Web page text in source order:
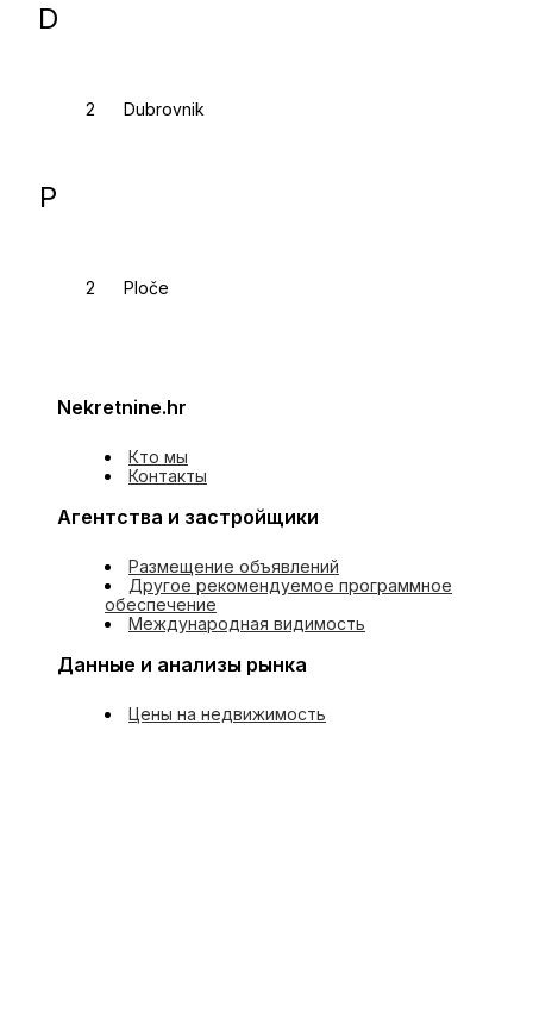
D
Dubrovnik
P
Ploče
Nekretnine.hr
Кто мы
Контакты
Агентства и застройщики
Размещение объявлений
Другое рекомендуемое программное
обеспечение
Международная видимость
Данные и анализы рынка
Цены на недвижимость